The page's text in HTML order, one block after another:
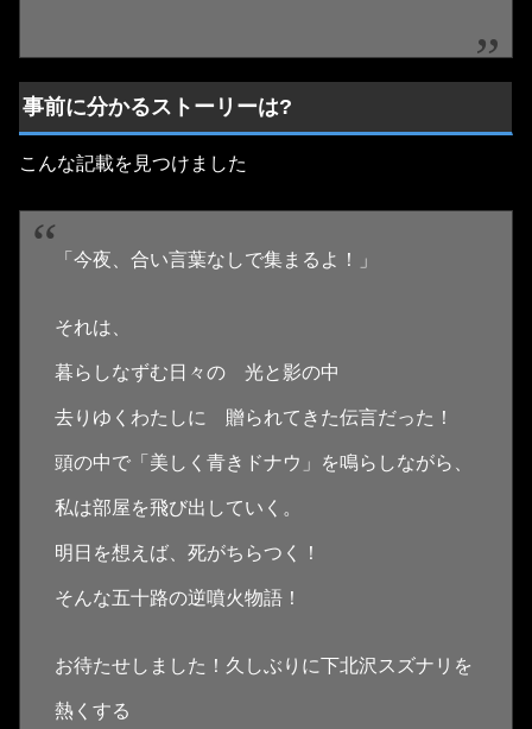
事前に分かるストーリーは?
こんな記載を見つけました
「今夜、合い言葉なしで集まるよ！」
それは、
暮らしなずむ日々の 光と影の中
去りゆくわたしに 贈られてきた伝言だった！
頭の中で「美しく青きドナウ」を鳴らしながら、
私は部屋を飛び出していく。
明日を想えば、死がちらつく！
そんな五十路の逆噴火物語！
お待たせしました！久しぶりに下北沢スズナリを
熱くする